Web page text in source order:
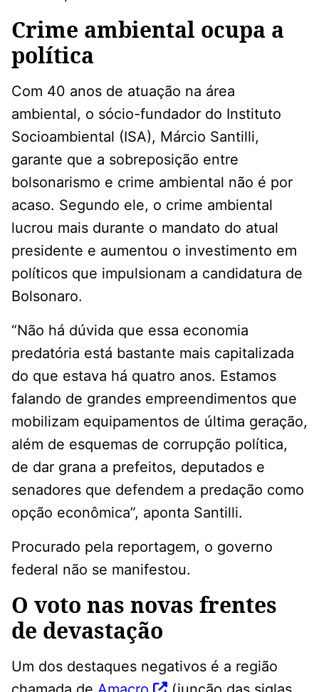
Crime ambiental ocupa a
política
Com 40 anos de atuação na área
ambiental, o sócio-fundador do Instituto
Socioambiental (ISA), Márcio Santilli,
garante que a sobreposição entre
bolsonarismo e crime ambiental não é por
acaso. Segundo ele, o crime ambiental
lucrou mais durante o mandato do atual
presidente e aumentou o investimento em
políticos que impulsionam a candidatura de
Bolsonaro.
“Não há dúvida que essa economia
predatória está bastante mais capitalizada
do que estava há quatro anos. Estamos
falando de grandes empreendimentos que
mobilizam equipamentos de última geração,
além de esquemas de corrupção política,
de dar grana a prefeitos, deputados e
senadores que defendem a predação como
opção econômica”, aponta Santilli.
Procurado pela reportagem, o governo
federal não se manifestou.
O voto nas novas frentes
de devastação
Um dos destaques negativos é a região